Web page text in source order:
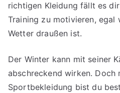
richtigen Kleidung fällt es
Training zu motivieren, egal
Wetter draußen ist.
Der Winter kann mit seiner
abschreckend wirken. Doch
Sportbekleidung bist du